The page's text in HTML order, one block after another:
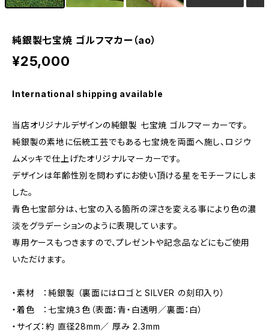
純銀製七宝焼 ゴルフマカー（ao）
¥25,000
International shipping available
当店オリジナルデザインの純銀製 七宝焼 ゴルフマーカーです。
純銀製の素地に伝統工芸でもある七宝焼を両面へ施し、ロジウ
ムメッキで仕上げたオリジナルマーカーです。
デザインは年齢性別を問わずにお使い頂ける星をモチーフにしま
した。
青色七宝部分は、七宝の入る箇所の深さを変える事により色の濃
淡をグラデーションのように表現しています。
専用ケースもつきますので、プレゼントや記念品などにもご使用
いただけます。
・素材 ：純銀製 （裏面にはロゴと SILVER の刻印入り）
・着色 ：七宝焼３色（表面：青・白透明／裏面：白）
・サイズ：約 直径28mm／ 厚み 2.3mm